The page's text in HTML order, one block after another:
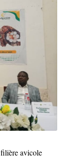
avicole